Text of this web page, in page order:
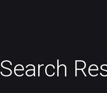
Search